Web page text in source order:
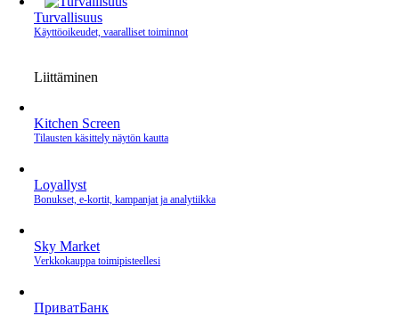
Turvallisuus
Käyttöoikeudet, vaaralliset toiminnot
Liittäminen
Kitchen Screen
Tilausten käsittely näytön kautta
Loyallyst
Bonukset, e‑kortit, kampanjat ja analytiikka
Sky Market
Verkkokauppa toimipisteellesi
ПриватБанк